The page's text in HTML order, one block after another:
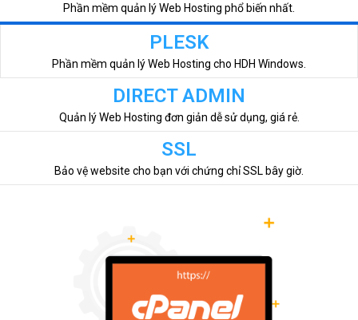
Phần mềm quản lý Web Hosting phổ biến nhất.
PLESK
Phần mềm quản lý Web Hosting cho HDH Windows.
DIRECT ADMIN
Quản lý Web Hosting đơn giản dễ sử dụng, giá rẻ.
SSL
Bảo vệ website cho bạn với chứng chỉ SSL bây giờ.